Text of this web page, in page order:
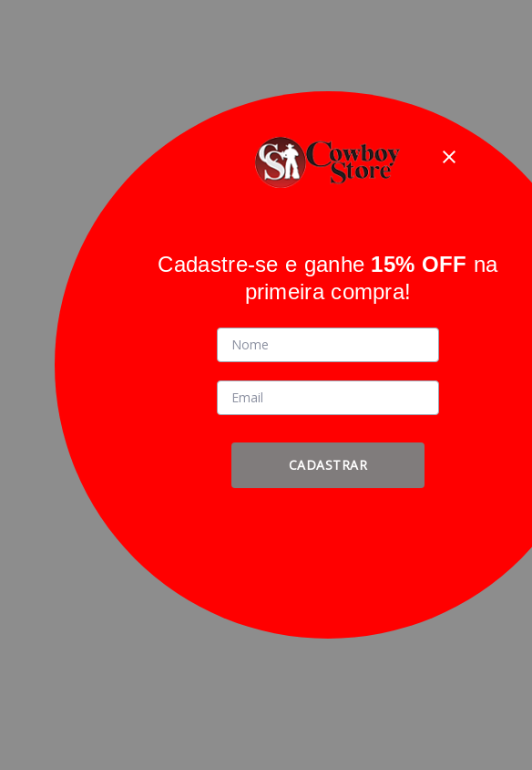
Cadastre-se e ganhe 15% OFF na
primeira compra!
CADASTRAR